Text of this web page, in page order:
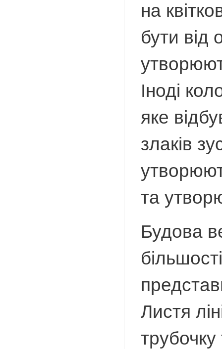
на
бути від
Іноді
яке
злаків
та
Будова
Листя